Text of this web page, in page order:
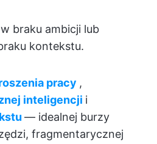
braku ambicji lub
kontekstu.
pracy ,
inteligencji i
— idealnej burzy
fragmentarycznej